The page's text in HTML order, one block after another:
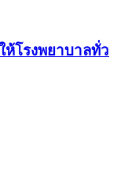
ห้โรงพยาบาลทั่ว